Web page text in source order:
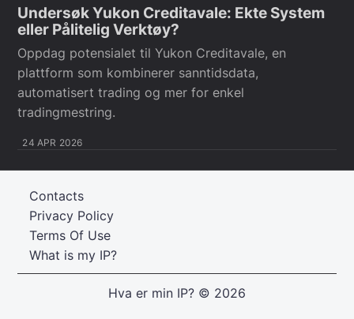
Undersøk Yukon Creditavale: Ekte System
eller Pålitelig Verktøy?
Oppdag potensialet til Yukon Creditavale, en
plattform som kombinerer sanntidsdata,
automatisert trading og mer for enkel
tradingmestring.
24 APR 2026
What is my IP?
Terms Of Use
Privacy Policy
Contacts
Hva er min IP? © 2026